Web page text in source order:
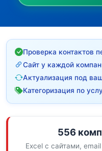
Проверка контактов
Сайт у каждой
Актуализация под
Категоризация по
556
Excel с сайтами,